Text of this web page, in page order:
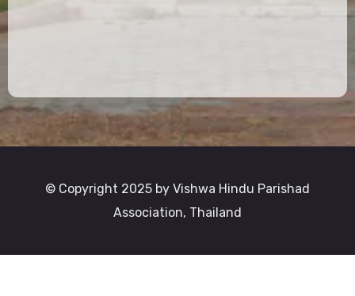
© Copyright 2025 by Vishwa Hindu Parishad
Association, Thailand